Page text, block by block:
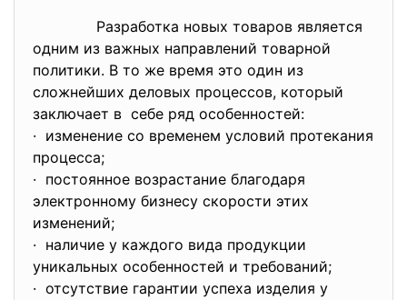
Разработка новых товаров является
одним из важных направлений товарной
политики. В то же время это один из
сложнейших деловых процессов, который
заключает в себе ряд особенностей:
· изменение со временем условий протекания
процесса;
· постоянное возрастание благодаря
электронному бизнесу скорости этих
изменений;
· наличие у каждого вида продукции
уникальных особенностей и требований;
· отсутствие гарантии успеха изделия у